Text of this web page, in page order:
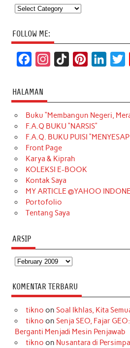
Categories
FOLLOW ME:
c
e
b
o
o
k
t
a
g
r
a
m
T
o
k
t
e
r
k
e
d
t
t
e
HALAMAN
Buku “Membangun Negeri,
F.A.Q BUKU “NARSIS”
F.A.Q. BUKU PUISI “MENYESAP
Front Page
Karya & Kiprah
KOLEKSI E-BOOK
Kontak Saya
MY ARTICLE @YAHOO
Portofolio
Tentang Saya
ARSIP
Arsip
KOMENTAR TERBARU
tikno on Soal Ikhlas, Kita
tikno on Senja SEO, Fajar
Berganti Menjadi Mesin Penjawab
tikno on Nusantara di